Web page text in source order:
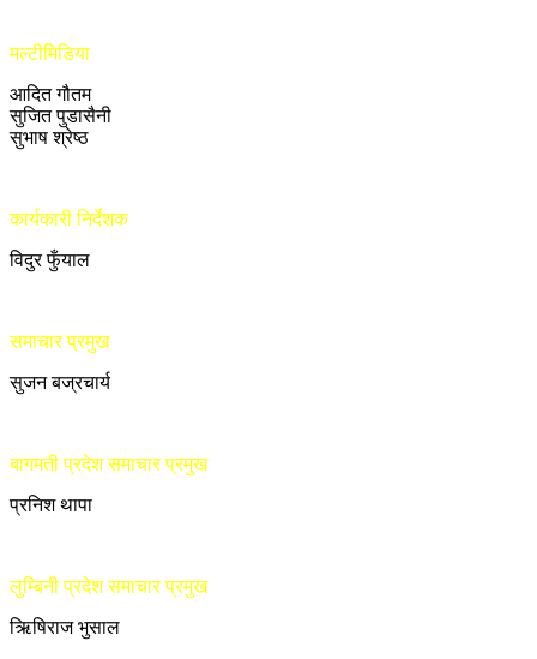
मल्टीमिडिया
आदित गौतम
सुजित पुडासैनी
सुभाष श्रेष्ठ
कार्यकारी निर्देशक
विदुर फुँयाल
समाचार प्रमुख
सुजन बज्रचार्य
बागमती प्रदेश समाचार प्रमुख
प्रनिश थापा
लुम्बिनी प्रदेश समाचार प्रमुख
ऋिषिराज भुसाल